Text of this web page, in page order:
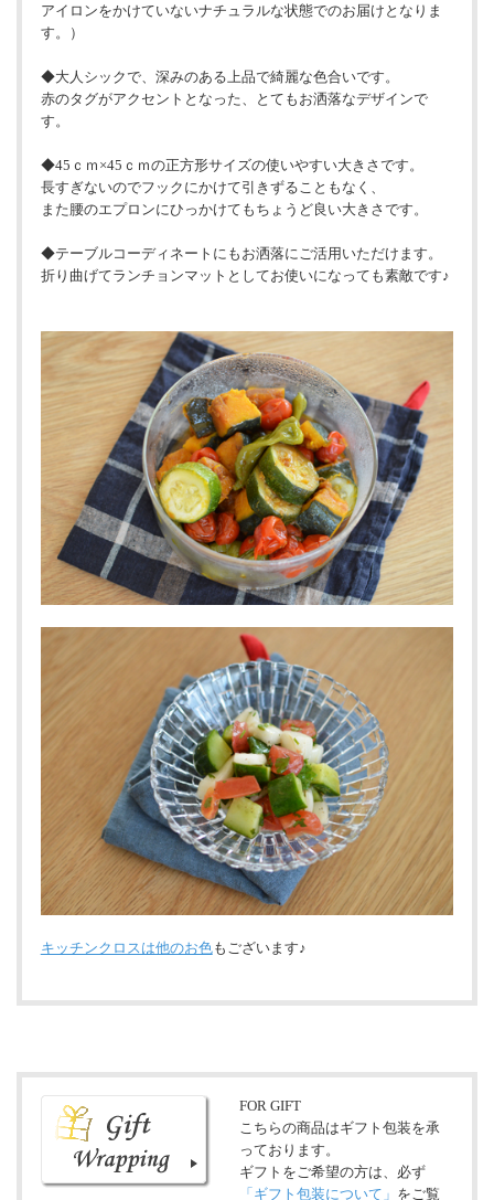
アイロンをかけていないナチュラルな状態でのお届けとなりま
す。）
◆大人シックで、深みのある上品で綺麗な色合いです。
赤のタグがアクセントとなった、とてもお洒落なデザインで
す。
◆45ｃｍ×45ｃｍの正方形サイズの使いやすい大きさです。
長すぎないのでフックにかけて引きずることもなく、
また腰のエプロンにひっかけてもちょうど良い大きさです。
◆テーブルコーディネートにもお洒落にご活用いただけます。
折り曲げてランチョンマットとしてお使いになっても素敵です♪
キッチンクロスは他のお色もございます♪
FOR GIFT
こちらの商品はギフト包装を承
っております。
ギフトをご希望の方は、必ず
「ギフト包装について」 をご覧